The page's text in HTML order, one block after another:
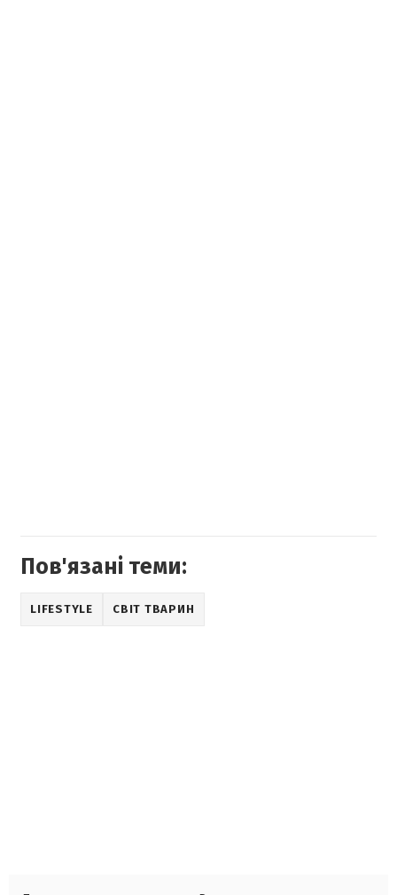
Пов'язані теми:
LIFESTYLE СВІТ ТВАРИН